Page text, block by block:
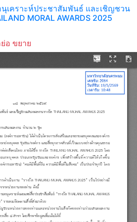
เคราะห์ประชาสัมพันธ์ และเชิญชวน
MORAL AWARDS 2025
อ ขยาย